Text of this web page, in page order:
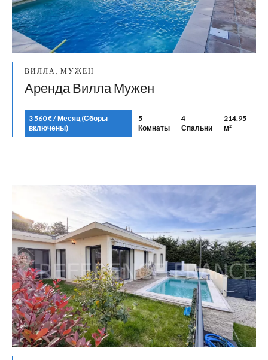
ВИЛЛА, МУЖЕН
Аренда Вилла Мужен
3 560 € / Месяц (Сборы
включены)
5
Комнаты
4
Спальни
214.95
м²